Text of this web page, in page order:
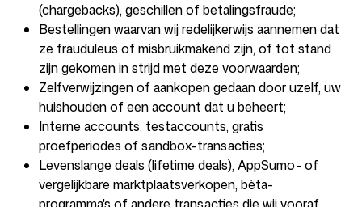
(chargebacks), geschillen of betalingsfraude;
Bestellingen waarvan wij redelijkerwijs aannemen dat
ze frauduleus of misbruikmakend zijn, of tot stand
zijn gekomen in strijd met deze voorwaarden;
Zelfverwijzingen of aankopen gedaan door uzelf, uw
huishouden of een account dat u beheert;
Interne accounts, testaccounts, gratis
proefperiodes of sandbox-transacties;
Levenslange deals (lifetime deals), AppSumo- of
vergelijkbare marktplaatsverkopen, bèta-